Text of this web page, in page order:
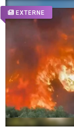
EXTERNE